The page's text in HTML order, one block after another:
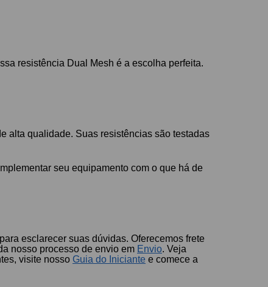
resistência Dual Mesh é a escolha perfeita.
alta qualidade. Suas resistências são testadas
seu equipamento com o que há de
esclarecer suas dúvidas. Oferecemos frete
nosso processo de envio em Envio. Veja
visite nosso Guia do Iniciante e comece a